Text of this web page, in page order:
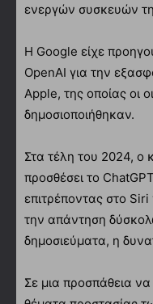
ενεργών συσκευών
Η Google είχε
OpenAI για την
Apple, της οποίας οι
δημοσιοποιήθηκαν.
Στα τέλη του 2024, o
προσθέσει το
επιτρέποντας στο
την απάντηση
δημοσιεύματα, η
Σε μια προσπάθεια